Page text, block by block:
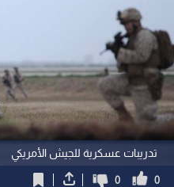
تدريبات عسكرية للجيش الأمريكي
0
0